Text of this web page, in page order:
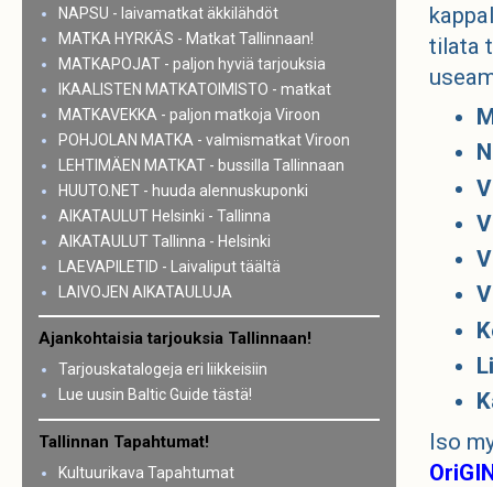
tilata
Iso
NAPSU - laivamatkat äkkilähdöt
MATKA HYRKÄS - Matkat Tallinnaan!
MATKAPOJAT - paljon hyviä tarjouksia
IKAALISTEN MATKATOIMISTO - matkat
MATKAVEKKA - paljon matkoja Viroon
POHJOLAN MATKA - valmismatkat Viroon
LEHTIMÄEN MATKAT - bussilla Tallinnaan
HUUTO.NET - huuda alennuskuponki
AIKATAULUT Helsinki - Tallinna
AIKATAULUT Tallinna - Helsinki
LAEVAPILETID - Laivaliput täältä
LAIVOJEN AIKATAULUJA
Ajankohtaisia tarjouksia Tallinnaan!
Tarjouskatalogeja eri liikkeisiin
Lue uusin Baltic Guide tästä!
Tallinnan Tapahtumat!
Kultuurikava Tapahtumat